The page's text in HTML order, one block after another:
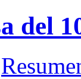
del